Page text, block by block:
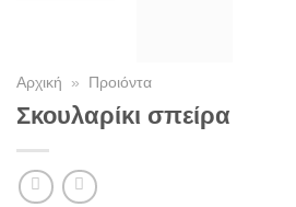
Αρχική » Προιόντα
Σκουλαρίκι σπείρα